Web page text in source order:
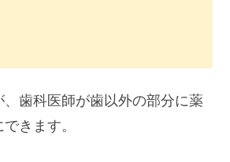
歯科医師が歯以外の部分に薬
きます。